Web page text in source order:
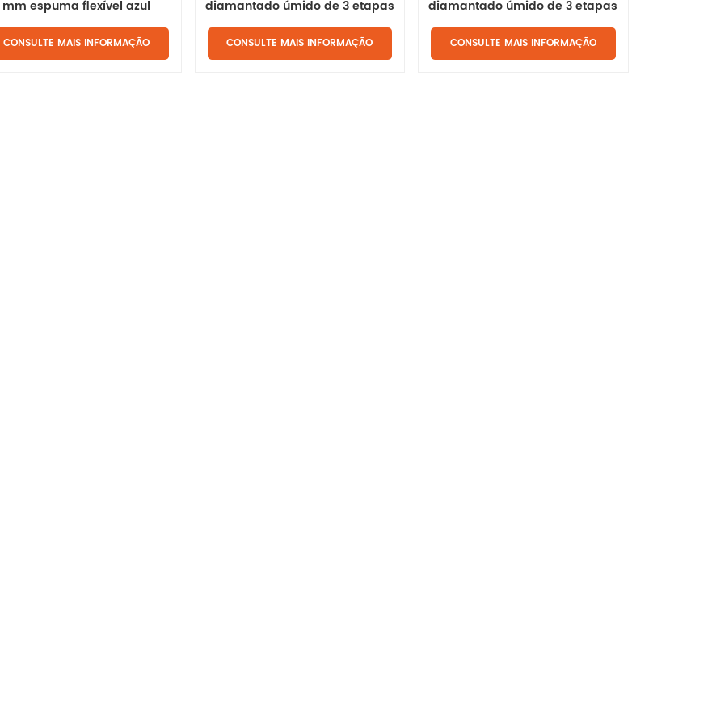
mm espuma flexível azul
CONSULTE MAIS INFORMAÇÃO
diamantado úmido de 3 etapas
CONSULTE MAIS INFORMAÇÃO
diamantado úmido de 3 etapas
CONSULTE MAIS INFORMAÇÃO